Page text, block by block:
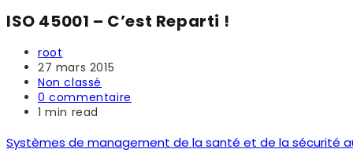
ISO 45001 – C’est Reparti !
Auteur/autrice
de
la
publication :
root
Publication
publiée :
27 mars 2015
Post
category:
Non classé
Commentaires
de
publication :
0 commentaire
Temps
lecture :
1 min read
Systèmes de management de la santé et de la sécurité